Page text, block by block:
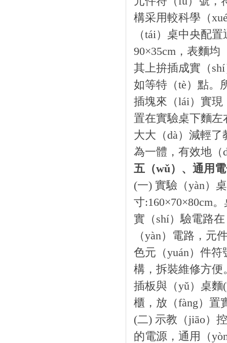
構采用較科學（
（tái）桌中央配
90×35cm，表麵均
其上拚插成實（
如等特（tè）點。
插塊來（lái）實現
置在實驗桌下麵左
大大（dà）減輕
為一體，有效地（
五（wǔ）、通用
(一) 實驗（yàn）
寸:160×70×80cm
實（shí）驗電路
（yàn）電路，元
色元（yuán）件
構，拆裝維修方便
插板與（yǔ）桌
櫃，放（fàng）置
(二) 示教（jiāo）
的電源，通用（